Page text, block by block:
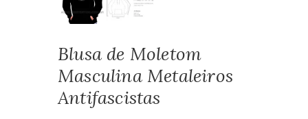
Blusa de Moletom
Masculina Metaleiros
Antifascistas